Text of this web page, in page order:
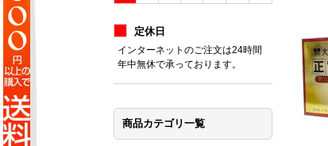
定休日
インターネットのご注文は24時間
年中無休で承っております。
商品カテゴリ一覧